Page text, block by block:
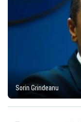
Sorin Grindeanu